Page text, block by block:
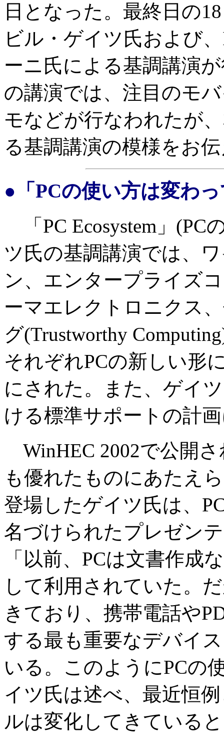
日となった。最終日の
ビル・ゲイツ氏および
ーニ氏による基調講演
の講演では、注目のモバ
モなどが行なわれたが
る基調講演の模様をお
●「PCの使い方は変わ
「PC Ecosystem」(PC
ツ氏の基調講演では、
ン、エンタープライズ
ーマエレクトロニクス
グ(Trustworthy
それぞれPCの新しい形
にされた。また、ゲイ
ける標準サポートの計
WinHEC 2002で公開
も優れたものにあたえ
登場したゲイツ氏は、
名づけられたプレゼン
「以前、PCは文書作成
して利用されていた。
きており、携帯電話や
する最も重要なデバイ
いる。このようにPCの
イツ氏は述べ、最近恒
ルは変化してきている